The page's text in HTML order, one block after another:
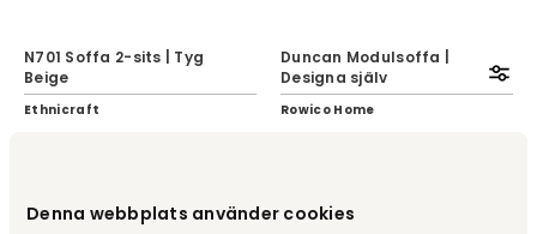
Denna webbplats använder cookies
N701 Soffa 2-sits | Tyg
Beige
Ethnicraft
Duncan Modulsoffa |
Designa själv
Rowico Home